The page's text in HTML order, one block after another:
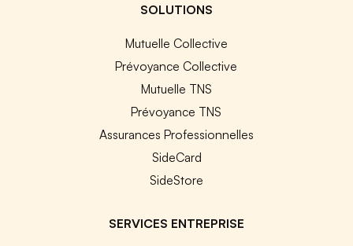
SOLUTIONS
Mutuelle Collective
Prévoyance Collective
Mutuelle TNS
Prévoyance TNS
Assurances Professionnelles
SideCard
SideStore
SERVICES ENTREPRISE